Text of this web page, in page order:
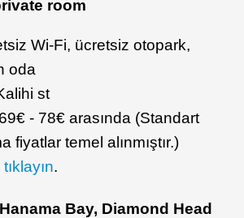
room
Wi-Fi, ücretsiz otopark,
oda
st
- 78€ arasında (Standart
fiyatlar temel alınmıştır.)
tıklayın.
Bay, Diamond Head